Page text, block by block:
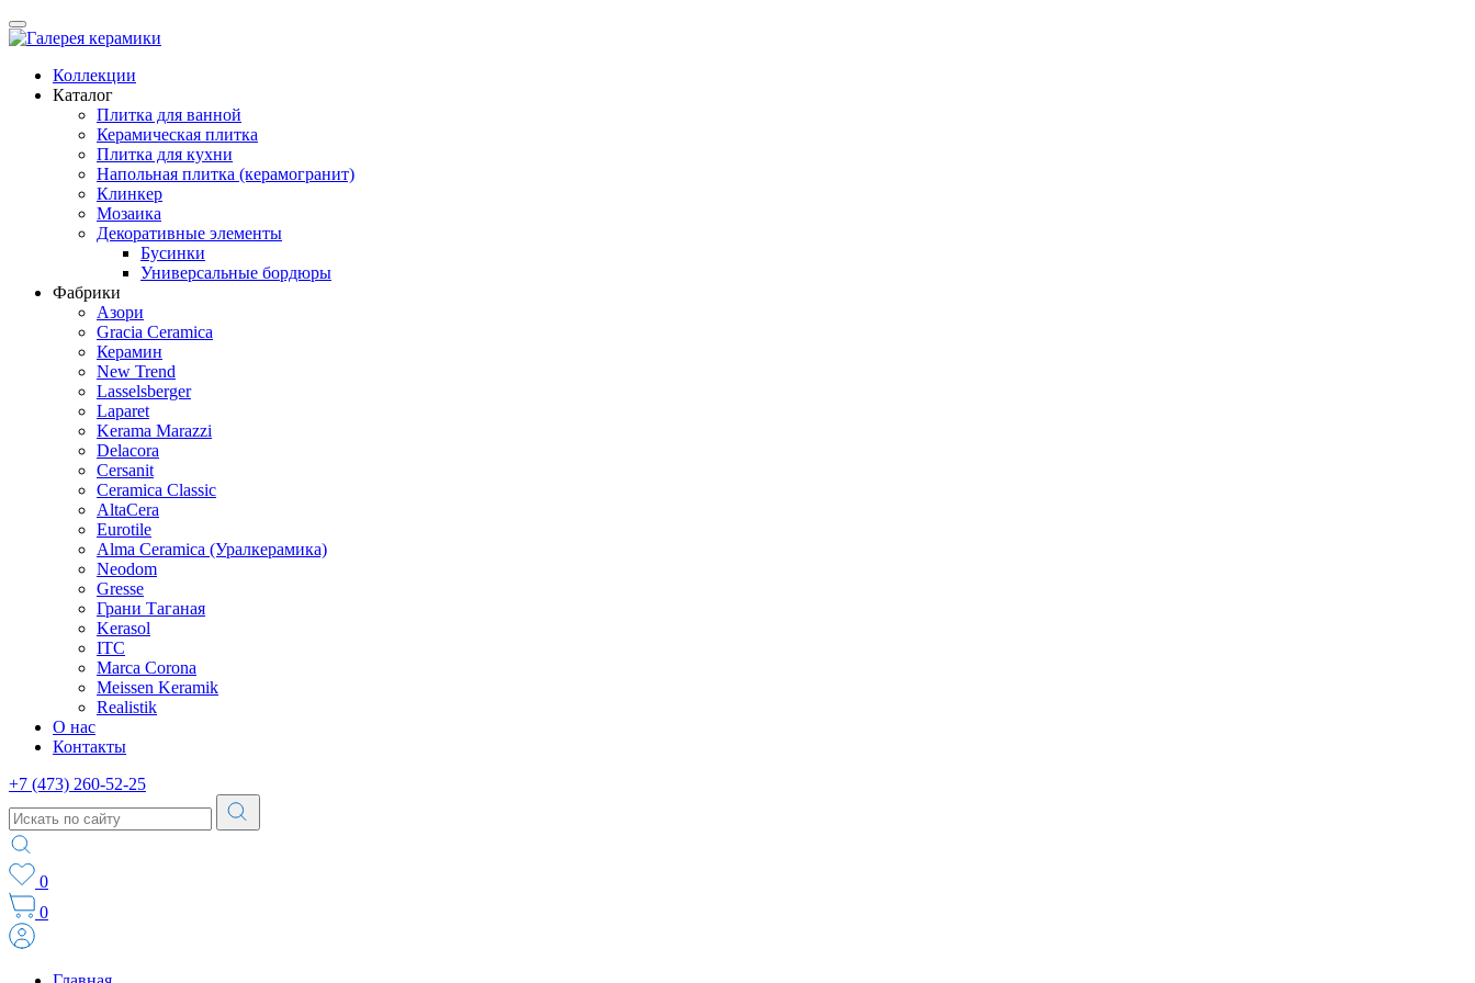
Коллекции
Каталог
Плитка для ванной
Керамическая плитка
Плитка для кухни
Напольная плитка (керамогранит)
Клинкер
Мозаика
Декоративные элементы
Бусинки
Универсальные бордюры
Фабрики
Азори
Gracia Ceramica
Керамин
New Trend
Lasselsberger
Laparet
Kerama Marazzi
Delacora
Cersanit
Ceramica Classic
AltaCera
Eurotile
Alma Ceramica (Уралкерамика)
Neodom
Gresse
Грани Таганая
Kerasol
ITC
Marca Corona
Meissen Keramik
Realistik
О нас
Контакты
+7 (473) 260-52-25
0
0